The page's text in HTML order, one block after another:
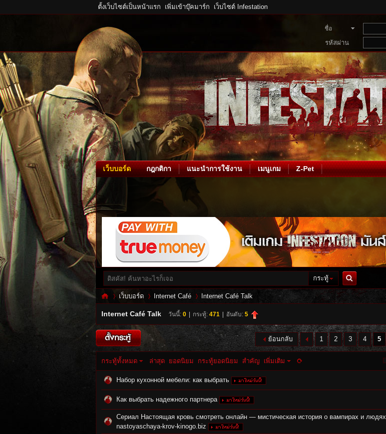
ตั้งเว็บไซต์เป็นหน้าแรก เพิ่มเข้าบุ๊คมาร์ก เว็บไซต์ Infestation
ชื่อ
สมาชิก
รหัสผ่าน
เว็บบอร์ด กฎกติกา แนะนำการใช้งาน เมนูเกม Z-Pet
กระทู้
ค้นหา
Inf»
เว็บบอร์ด Internet Café Internet Café Talk
Internet Café Talk วันนี้: 0 กระทู้: 471 อันดับ: 5
1 2 3 4 5
ย้อนกลับ
กระทู้ทั้งหมด ล่าสุด ยอดนิยม กระทู้ยอดนิยม สำคัญ เพิ่มเติม
Набор кухонной мебели: как выбрать
Как выбрать надежного партнера
Сериал Настоящая кровь смотреть онлайн — мистическая история о вампирах и людях
nastoyaschaya-krov-kinogo.biz